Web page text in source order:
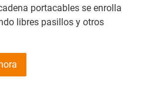
portacables se enrolla
libres pasillos y otros